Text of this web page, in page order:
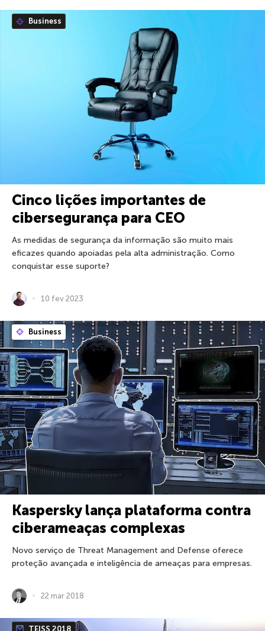
Business
Cinco lições importantes de
cibersegurança para CEO
As medidas de segurança da informação são muito mais
eficazes quando apoiadas pela alta administração. Como
conquistar esse suporte?
10 fev 2023
Business
Kaspersky lança plataforma contra
ciberameaças complexas
Novo serviço de Threat Management and Defense oferece
proteção avançada e inteligência de ameaças para empresas.
22 mar 2018
TEISS 2018